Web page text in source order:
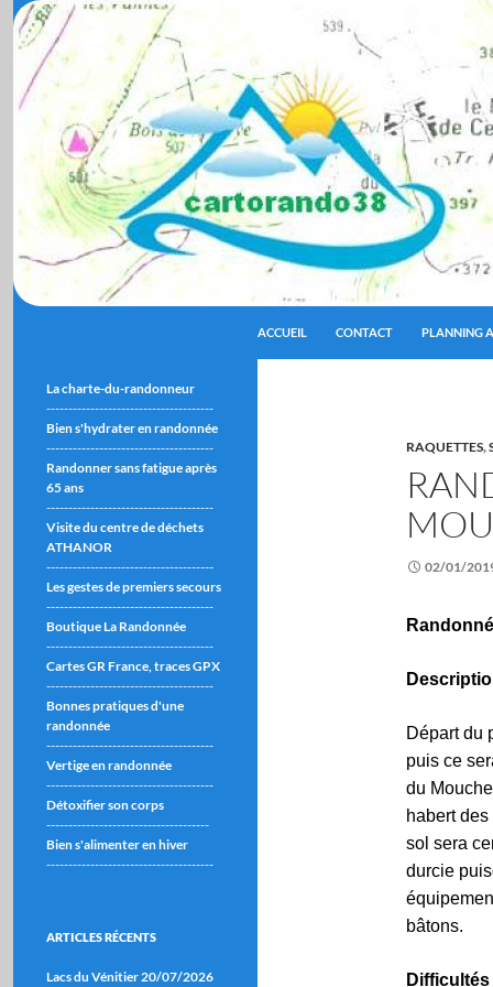
ACCUEIL
CONTACT PLANNING
RAQUETTES,
02/01/
Départ du
puis ce
du
habert
sol sera
durcie
bâtons.
La charte-du-randonneur
--------------------------------------
Bien s'hydrater en randonnée
--------------------------------------
Randonner sans fatigue après
65 ans
--------------------------------------
Visite du centre de déchets
ATHANOR
--------------------------------------
Les gestes de premiers secours
--------------------------------------
Boutique La Randonnée
--------------------------------------
Cartes GR France, traces GPX
--------------------------------------
Bonnes pratiques d'une
randonnée
--------------------------------------
Vertige en randonnée
--------------------------------------
Détoxifier son corps
-------------------------------------
Bien s'alimenter en hiver
--------------------------------------
ARTICLES RÉCENTS
Lacs du Vénitier 20/07/2026